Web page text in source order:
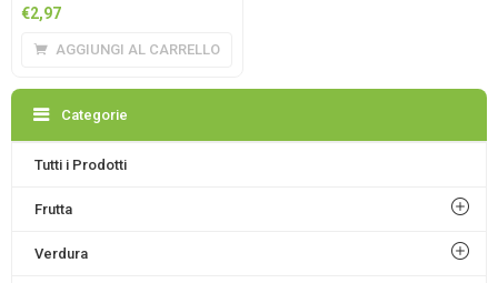
€2,97
AGGIUNGI AL CARRELLO
Categorie
Tutti i Prodotti
Frutta
Verdura